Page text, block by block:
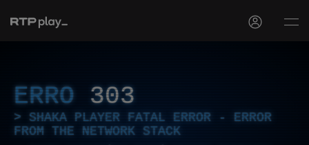
ERRO 303
SHAKA PLAYER FATAL ERROR - ERROR
FROM THE NETWORK STACK